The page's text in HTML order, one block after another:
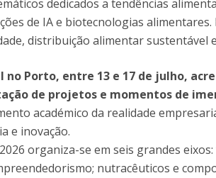
dedicados a tendências
de IA e biotecnologias
distribuição alimentar sustentável
no Porto, entre 13 e 17 de julho,
de projetos e momentos de
académico da realidade
e inovação.
organiza-se em seis grandes
nutracêuticos e